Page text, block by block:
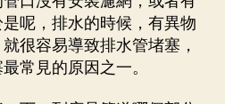
鐘
就
能
通
呢，排水的時候，有異物
很容易導致排水管堵塞，
常見的原因之一。